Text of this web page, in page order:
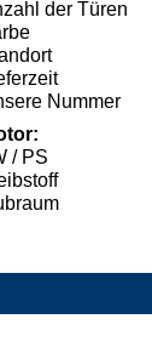
der Türen
Nummer
/ PS